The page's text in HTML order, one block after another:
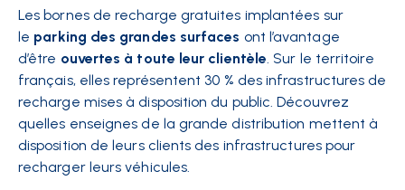
Les bornes de recharge gratuites implantées sur
le parking des grandes surfaces ont l’avantage
d’être ouvertes à toute leur clientèle. Sur le territoire
français, elles représentent 30 % des infrastructures de
recharge mises à disposition du public. Découvrez
quelles enseignes de la grande distribution mettent à
disposition de leurs clients des infrastructures pour
recharger leurs véhicules.